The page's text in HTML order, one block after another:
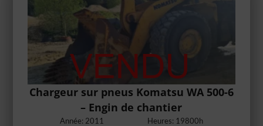
Chargeur sur pneus Komatsu WA 500-6
– Engin de chantier
Année: 2011 Heures: 19800h